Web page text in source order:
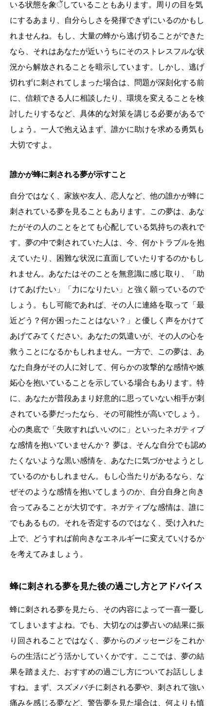
いる状態を象ेंしていることもあります。周りの目を気
にするあまり、自分らしさを発揮できずにいるのかもし
れませんね。もし、大量の蜂から逃げ切ることができた
なら、それはあなたが近いうちにそのストレスフルな状
況から解放されることを暗示しています。しかし、逃げ
切れずに刺されてしまった場合は、問題が深刻化する前
に、信頼できる人に相談したり、環境を変えることを検
討したりするなど、具体的な対策を講じる必要があるで
しょう。一人で抱え込まず、誰かに助けを求める勇気も
大切ですよ。
誰かが蜂に刺される夢が示すこと
自分ではなく、家族や友人、恋人など、他の誰かが蜂に
刺されている夢を見ることもあります。この夢は、あな
たがその人のことをとても心配している気持ちの表れで
す。夢の中で刺されていた人は、今、何かトラブルを抱
えていたり、困難な状況に直面していたりするのかもし
れません。あなたはそのことを無意識に感じ取り、「助
けてあげたい」「力になりたい」と強く願っているので
しょう。もし可能であれば、その人に連絡を取って「最
近どう？何か困ったことはない？」と優しく声をかけて
あげてみてください。あなたの気遣いが、その人の心を
救うことになるかもしれません。一方で、この夢は、あ
なた自身がその人に対して、何らかの攻撃的な感情や嫉
妬心を抱いていることを示している場合もあります。特
に、あなたが普段あまり好意的に思っていない相手が刺
されている夢だったなら、その可能性が高いでしょう。
心の奥底で「失敗すればいいのに」といったネガティブ
な感情を抱いていませんか？ 夢は、そんな自分でも認め
たくないような黒い感情を、あなたに気づかせようとし
ているのかもしれません。もし心当たりがあるなら、な
ぜそのような感情を抱いてしまうのか、自分自身と向き
合ってみることが大切です。ネガティブな感情は、誰に
でもあるもの。それを否定するのではなく、受け入れた
上で、どうすれば前向きなエネルギーに変えていけるか
を考えてみましょう。
蜂に刺される夢を見た後の過ごし方とアドバイス
蜂に刺される夢を見たら、その内容によって一喜一憂し
てしまいますよね。でも、大切なのは夢占いの結果に振
り回されることではなく、夢からのメッセージをこれか
らの生活にどう活かしていくかです。ここでは、夢の結
果を踏まえた、おすすめの過ごし方についてお話ししま
すね。まず、スズメバチに刺される夢や、刺されて強い
痛みを感じる夢など、警告夢を見た場合は、何よりも慎